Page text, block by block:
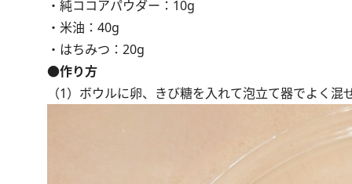
・純ココアパウダー：10g
・米油：40g
・はちみつ：20g
●作り方
（1）ボウルに卵、きび糖を入れて泡立て器でよく混